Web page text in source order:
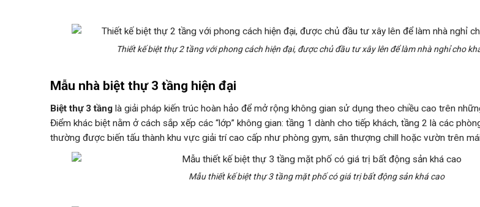
Thiết kế biệt thự 2 tầng với phong cách hiện đại, được chủ đầu tư xây lên để làm nhà nghỉ cho
Mẫu nhà biệt thự 3 tầng hiện đại
Biệt thự 3 tầng là giải pháp kiến trúc hoàn hảo để mở rộng không gian sử dụng theo chiều cao trên
Điểm khác biệt nằm ở cách sắp xếp các “lớp” không gian: tầng 1 dành cho tiếp khách, tầng 2 là các
thường được biến tấu thành khu vực giải trí cao cấp như phòng gym, sân thượng chill hoặc vườn trên
Mẫu thiết kế biệt thự 3 tầng mặt phố có giá trị bất động sản khá cao